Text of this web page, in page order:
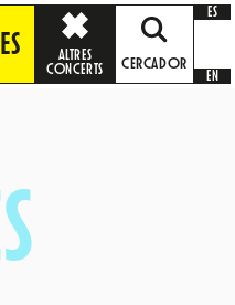
ALTRES
CONCERTS
CERCADOR
ES
EN